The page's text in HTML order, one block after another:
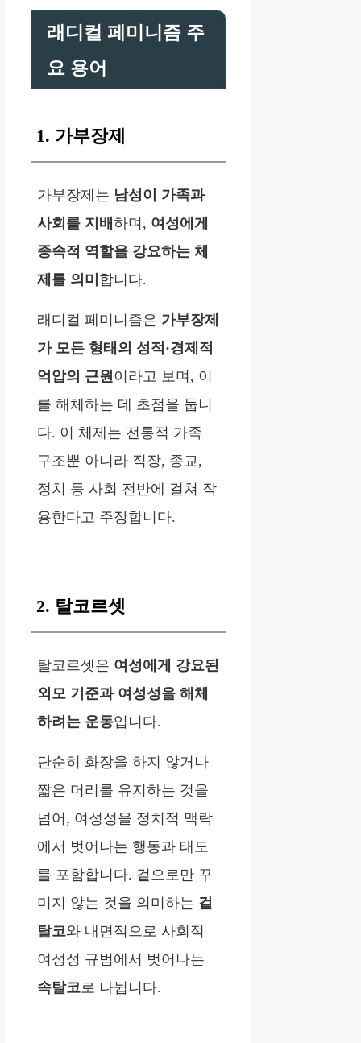
래디컬 페미니즘 주
요 용어
1. 가부장제
가부장제는 남성이 가족과
사회를 지배 하며, 여성에게
종속적 역할을 강요하는 체
제를 의미 합니다.
래디컬 페미니즘은 가부장제
가 모든 형태의 성적·경제적
억압의 근원 이라고 보며, 이
를 해체하는 데 초점을 둡니
다. 이 체제는 전통적 가족
구조뿐 아니라 직장, 종교,
정치 등 사회 전반에 걸쳐 작
용한다고 주장합니다.
2. 탈코르셋
탈코르셋은 여성에게 강요된
외모 기준과 여성성을 해체
하려는 운동입니다.
단순히 화장을 하지 않거나
짧은 머리를 유지하는 것을
넘어, 여성성을 정치적 맥락
에서 벗어나는 행동과 태도
를 포함합니다. 겉으로만 꾸
미지 않는 것을 의미하는 겉
탈코와 내면적으로 사회적
여성성 규범에서 벗어나는
속탈코 로 나뉩니다.